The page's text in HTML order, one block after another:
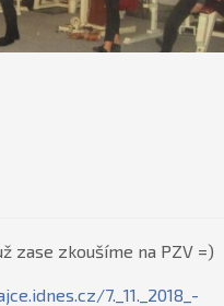
zase zkoušíme na PZV =)
7._11._2018_-